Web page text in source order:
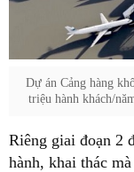
Dự án Cảng hàng
triệu hành khách/
Riêng giai đoạn 2
hành, khai thác